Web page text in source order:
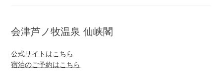
会津芦ノ牧温泉 仙峡閣
公式サイトはこちら
宿泊のご予約はこちら